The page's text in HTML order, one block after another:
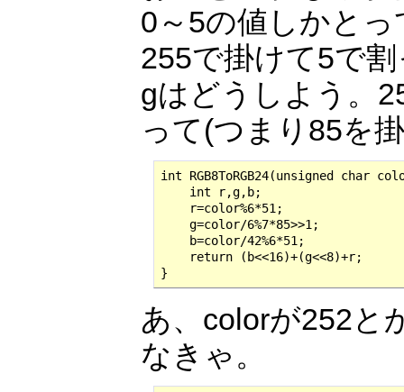
0～5の値しかとっ
255で掛けて5で
gはどうしよう。
って(つまり85を
int RGB8ToRGB24(unsigned char
    int r,g,b;
    r=color%6*51;
    g=color/6%7*85>>1;
    b=color/42%6*51;
    return (b<<16)+(g<<8)+r;
}
あ、colorが252と
なきゃ。